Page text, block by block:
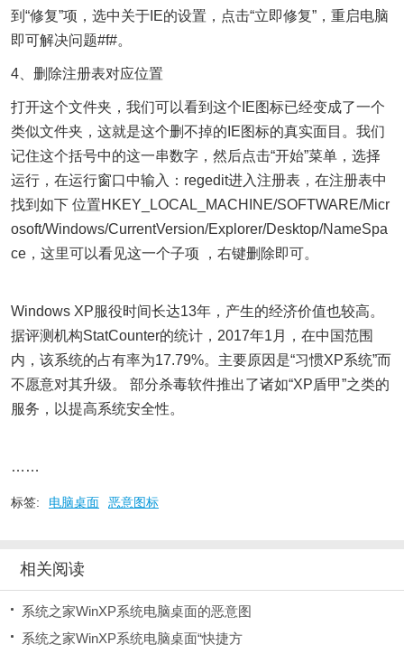
到“修复”项，选中关于IE的设置，点击“立即修复”，重启电脑
即可解决问题#f#。
4、删除注册表对应位置
打开这个文件夹，我们可以看到这个IE图标已经变成了一个
类似文件夹，这就是这个删不掉的IE图标的真实面目。我们
记住这个括号中的这一串数字，然后点击“开始”菜单，选择
运行，在运行窗口中输入：regedit进入注册表，在注册表中
找到如下 位置HKEY_LOCAL_MACHINE/SOFTWARE/Micr
osoft/Windows/CurrentVersion/Explorer/Desktop/NameSpa
ce，这里可以看见这一个子项 ，右键删除即可。
Windows XP服役时间长达13年，产生的经济价值也较高。
据评测机构StatCounter的统计，2017年1月，在中国范围
内，该系统的占有率为17.79%。主要原因是“习惯XP系统”而
不愿意对其升级。 部分杀毒软件推出了诸如“XP盾甲”之类的
服务，以提高系统安全性。
……
标签: 电脑桌面 恶意图标
相关阅读
系统之家WinXP系统电脑桌面的恶意图
系统之家WinXP系统电脑桌面“快捷方